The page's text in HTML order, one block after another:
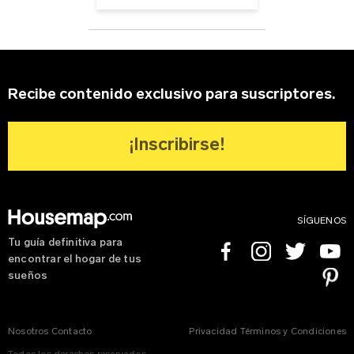
Recibe contenido exclusivo para suscriptores.
¡Inscribirse!
Tu guía definitiva para
encontrar el hogar de tus
sueños
SÍGUENOS
FacebookInstagram TwitterYoutube
Pinterest
Nosotros Contacto Privacidad Términos y Condiciones